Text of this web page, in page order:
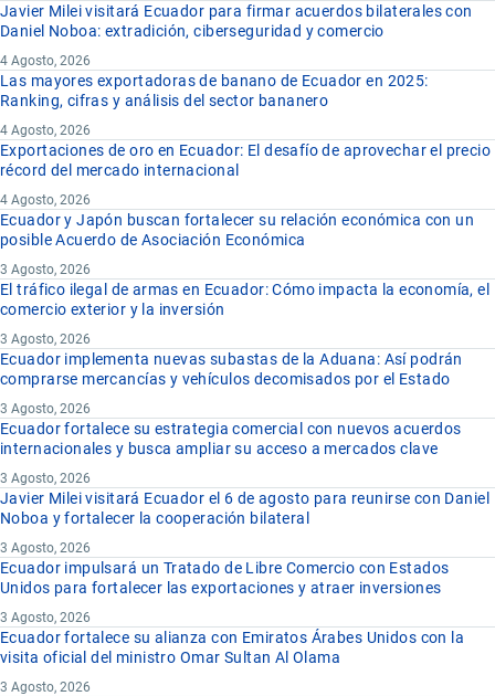
Javier Milei visitará Ecuador para firmar acuerdos bilaterales con
Daniel Noboa: extradición, ciberseguridad y comercio
4 Agosto, 2026
Las mayores exportadoras de banano de Ecuador en 2025:
Ranking, cifras y análisis del sector bananero
4 Agosto, 2026
Exportaciones de oro en Ecuador: El desafío de aprovechar el precio
récord del mercado internacional
4 Agosto, 2026
Ecuador y Japón buscan fortalecer su relación económica con un
posible Acuerdo de Asociación Económica
3 Agosto, 2026
El tráfico ilegal de armas en Ecuador: Cómo impacta la economía, el
comercio exterior y la inversión
3 Agosto, 2026
Ecuador implementa nuevas subastas de la Aduana: Así podrán
comprarse mercancías y vehículos decomisados por el Estado
3 Agosto, 2026
Ecuador fortalece su estrategia comercial con nuevos acuerdos
internacionales y busca ampliar su acceso a mercados clave
3 Agosto, 2026
Javier Milei visitará Ecuador el 6 de agosto para reunirse con Daniel
Noboa y fortalecer la cooperación bilateral
3 Agosto, 2026
Ecuador impulsará un Tratado de Libre Comercio con Estados
Unidos para fortalecer las exportaciones y atraer inversiones
3 Agosto, 2026
Ecuador fortalece su alianza con Emiratos Árabes Unidos con la
visita oficial del ministro Omar Sultan Al Olama
3 Agosto, 2026